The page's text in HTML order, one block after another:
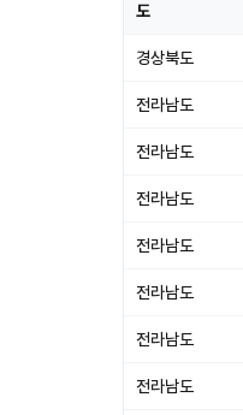
도
경상북도
전라남도
전라남도
전라남도
전라남도
전라남도
전라남도
전라남도